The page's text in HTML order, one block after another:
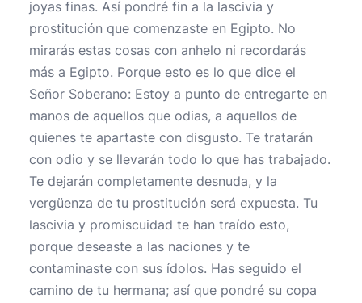
joyas finas. Así pondré fin a la lascivia y
prostitución que comenzaste en Egipto. No
mirarás estas cosas con anhelo ni recordarás
más a Egipto. Porque esto es lo que dice el
Señor Soberano: Estoy a punto de entregarte en
manos de aquellos que odias, a aquellos de
quienes te apartaste con disgusto. Te tratarán
con odio y se llevarán todo lo que has trabajado.
Te dejarán completamente desnuda, y la
vergüenza de tu prostitución será expuesta. Tu
lascivia y promiscuidad te han traído esto,
porque deseaste a las naciones y te
contaminaste con sus ídolos. Has seguido el
camino de tu hermana; así que pondré su copa